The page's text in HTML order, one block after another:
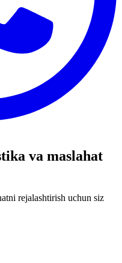
va maslahat
rejalashtirish uchun siz